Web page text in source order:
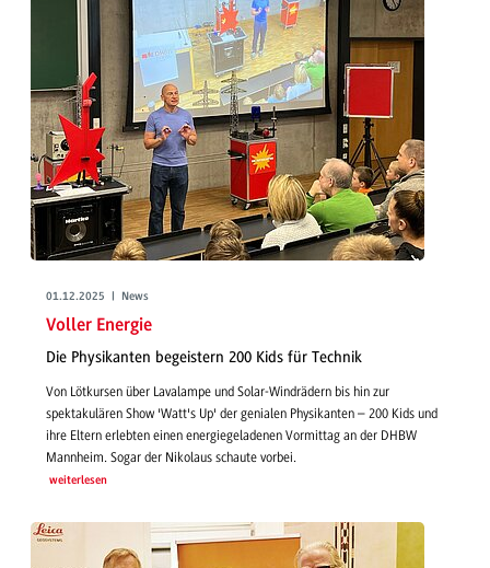
01.12.2025 | News
Voller Energie
Die Physikanten begeistern 200 Kids für Technik
Von Lötkursen über Lavalampe und Solar-Windrädern bis hin zur
spektakulären Show 'Watt's Up' der genialen Physikanten – 200 Kids und
ihre Eltern erlebten einen energiegeladenen Vormittag an der DHBW
Mannheim. Sogar der Nikolaus schaute vorbei.
weiterlesen